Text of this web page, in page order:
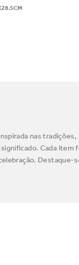
nas
Cada
Destaque-